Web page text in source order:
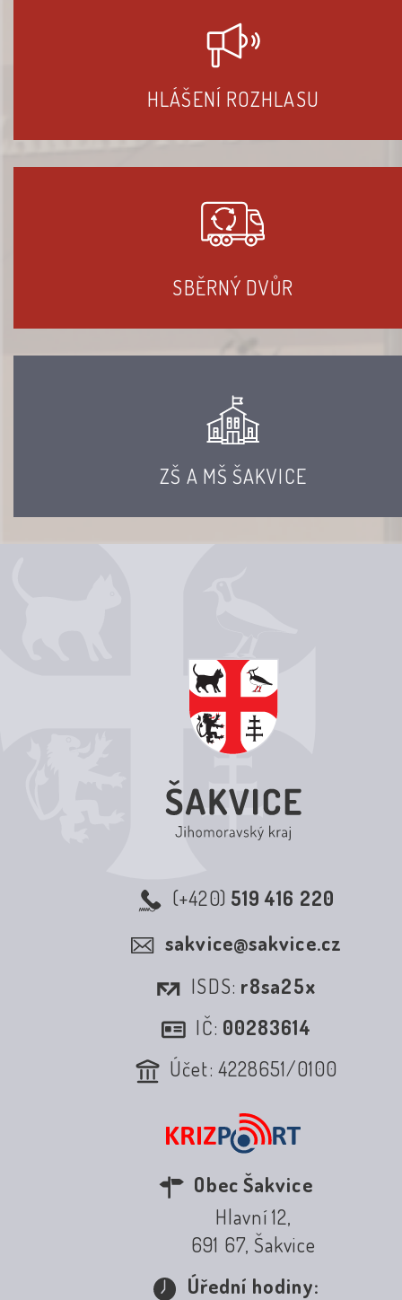
HLÁŠENÍ ROZHLASU
SBĚRNÝ DVŮR
ZŠ A MŠ ŠAKVICE
(+420) 519 416 220
sakvice@sakvice.cz
ISDS: r8sa25x
IČ: 00283614
Účet: 4228651/0100
Obec Šakvice
Hlavní 12,
691 67, Šakvice
Úřední hodiny: